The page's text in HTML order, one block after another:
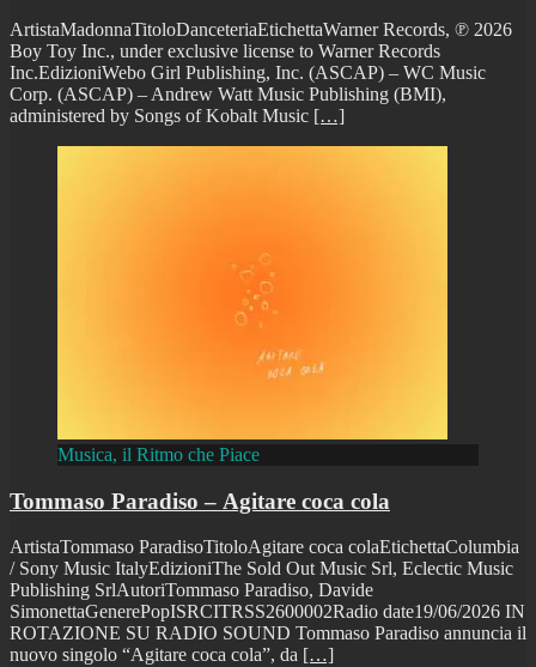
ArtistaMadonnaTitoloDanceteriaEtichettaWarner Records, ℗ 2026
Boy Toy Inc., under exclusive license to Warner Records
Inc.EdizioniWebo Girl Publishing, Inc. (ASCAP) – WC Music
Corp. (ASCAP) – Andrew Watt Music Publishing (BMI),
administered by Songs of Kobalt Music […]
Musica, il Ritmo che Piace
Tommaso Paradiso – Agitare coca cola
ArtistaTommaso ParadisoTitoloAgitare coca colaEtichettaColumbia
/ Sony Music ItalyEdizioniThe Sold Out Music Srl, Eclectic Music
Publishing SrlAutoriTommaso Paradiso, Davide
SimonettaGenerePopISRCITRSS2600002Radio date19/06/2026 IN
ROTAZIONE SU RADIO SOUND Tommaso Paradiso annuncia il
nuovo singolo “Agitare coca cola”, da […]